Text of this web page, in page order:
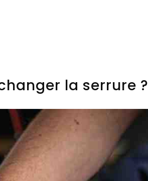
la serrure ?